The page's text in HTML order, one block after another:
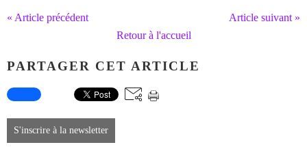
« Article précédent
Article suivant »
Retour à l'accueil
PARTAGER CET ARTICLE
S'inscrire à la newsletter